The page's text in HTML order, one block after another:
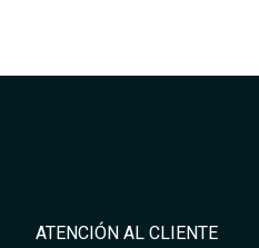
ATENCIÓN AL CLIENTE